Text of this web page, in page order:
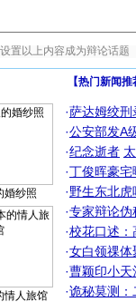
婚纱照
情人旅馆
【热门新闻
·萨达姆绞刑
·公安部发A
·纪念逝者
·丁俊晖豪
·野生东北
·专家辩论伪
·校花口述：
·女白领祼体
·曹颖印小天
·诡秘莫测：